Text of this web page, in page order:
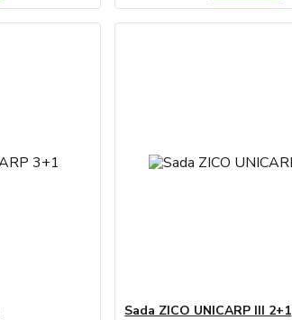
Sada ZICO UNICARP III 2+1